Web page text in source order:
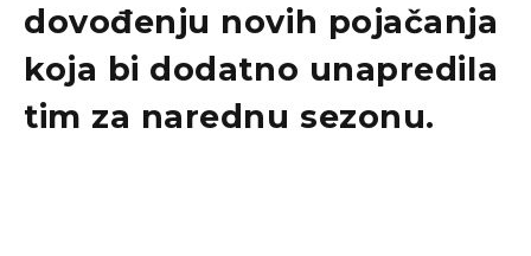
dovođenju novih pojačanja
koja bi dodatno unapredila
tim za narednu sezonu.